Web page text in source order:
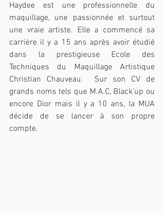
Haydee est une professionnelle du
maquillage, une passionnée et surtout
une vraie artiste. Elle a commencé sa
carrière il y a 15 ans après avoir étudié
dans la prestigieuse Ecole des
Techniques du Maquillage Artistique
Christian Chauveau.  Sur son CV de
grands noms tels que M.A.C, Black'up ou
encore Dior mais il y a 10 ans, la MUA
décide de se lancer à son propre
compte.